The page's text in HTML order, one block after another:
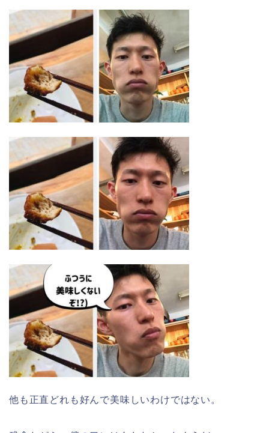
他も正直どれも好んで美味しいわけではない。